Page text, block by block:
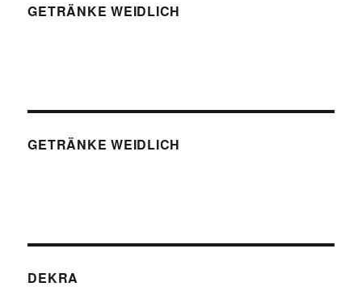
GETRÄNKE WEIDLICH
GETRÄNKE WEIDLICH
DEKRA